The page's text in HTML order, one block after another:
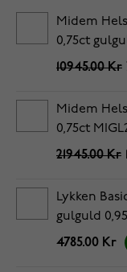
Midem
0,75ct
10945.00 Kr
Midem
0,75ct
21945.00 Kr
Lykken
gulguld
4785.00 Kr